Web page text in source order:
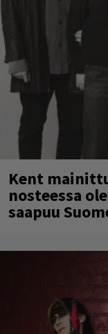
Kent
nosteessa
saapuu